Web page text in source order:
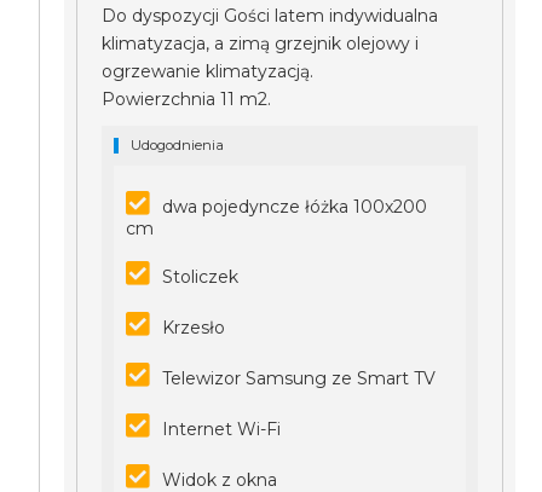
Do dyspozycji Gości latem indywidualna
klimatyzacja, a zimą grzejnik olejowy i
ogrzewanie klimatyzacją.
Powierzchnia 11 m2.
Udogodnienia
dwa pojedyncze łóżka 100x200
cm
Stoliczek
Krzesło
Telewizor Samsung ze Smart TV
Internet Wi-Fi
Widok z okna